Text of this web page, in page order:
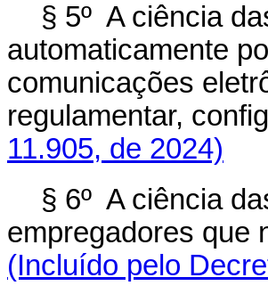
§ 5º A ciência
automaticamente
comunicações
regulamentar,
11.905, de 2024)
§ 6º A ciência
empregadores que
(Incluído pelo